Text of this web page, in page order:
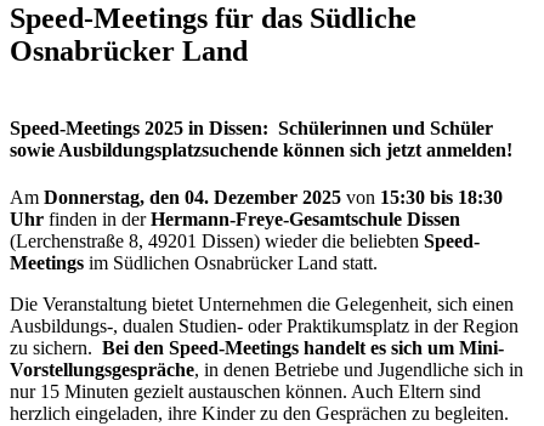
Speed-Meetings für das Südliche
Osnabrücker Land
Speed-Meetings 2025 in Dissen: Schülerinnen und Schüler
sowie Ausbildungsplatzsuchende können sich jetzt anmelden!
Am Donnerstag, den 04. Dezember 2025 von 15:30 bis 18:30
Uhr finden in derHermann-Freye-Gesamtschule Dissen
(Lerchenstraße 8, 49201 Dissen) wieder die beliebten Speed-
Meetings im Südlichen Osnabrücker Land statt.
Die Veranstaltung bietet Unternehmen die Gelegenheit, sich einen
Ausbildungs-, dualen Studien- oder Praktikumsplatz in der Region
zu sichern. Bei den Speed-Meetings handelt es sich um Mini-
Vorstellungsgespräche, in denen Betriebe und Jugendliche sich in
nur 15 Minuten gezielt austauschen können. Auch Eltern sind
herzlich eingeladen, ihre Kinder zu den Gesprächen zu begleiten.